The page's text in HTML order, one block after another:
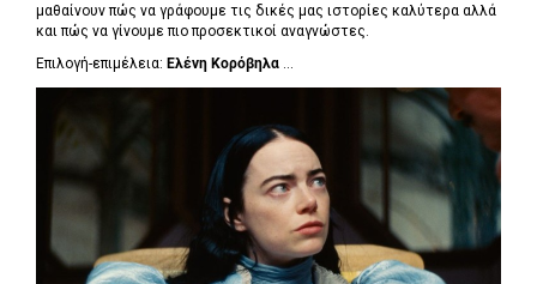
μαθαίνουν πώς να γράφουμε τις δικές μας ιστορίες καλύτερα αλλά
και πώς να γίνουμε πιο προσεκτικοί αναγνώστες.
Επιλογή-επιμέλεια: Ελένη Κορόβηλα ...